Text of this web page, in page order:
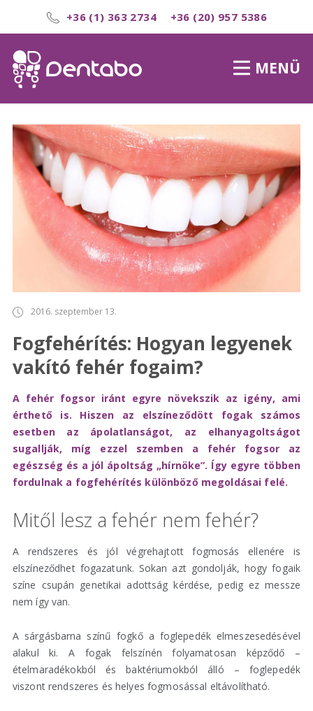
+36 (1) 363 2734 +36 (20) 957 5386
MENÜ
2016. szeptember 13.
Fogfehérítés: Hogyan legyenek
vakító fehér fogaim?
A fehér fogsor iránt egyre növekszik az igény, ami
érthető is. Hiszen az elszíneződött fogak számos
esetben az ápolatlanságot, az elhanyagoltságot
sugallják, míg ezzel szemben a fehér fogsor az
egészség és a jól ápoltság „hírnöke”. Így egyre többen
fordulnak a fogfehérítés különböző megoldásai felé.
Mitől lesz a fehér nem fehér?
A rendszeres és jól végrehajtott fogmosás ellenére is
elszíneződhet fogazatunk. Sokan azt gondolják, hogy fogaik
színe csupán genetikai adottság kérdése, pedig ez messze
nem így van.
A sárgásbarna színű fogkő a foglepedék elmeszesedésével
alakul ki. A fogak felszínén folyamatosan képződő –
ételmaradékokból és baktériumokból álló – foglepedék
viszont rendszeres és helyes fogmosással eltávolítható.